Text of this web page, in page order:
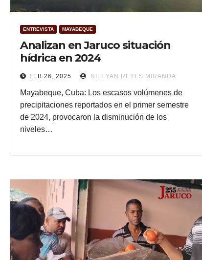
ENTREVISTA MAYABEQUE
Analizan en Jaruco situación
hídrica en 2024
FEB 26, 2025 NILEYAN REYES MIRANDA
Mayabeque, Cuba: Los escasos volúmenes de
precipitaciones reportados en el primer semestre
de 2024, provocaron la disminución de los
niveles…